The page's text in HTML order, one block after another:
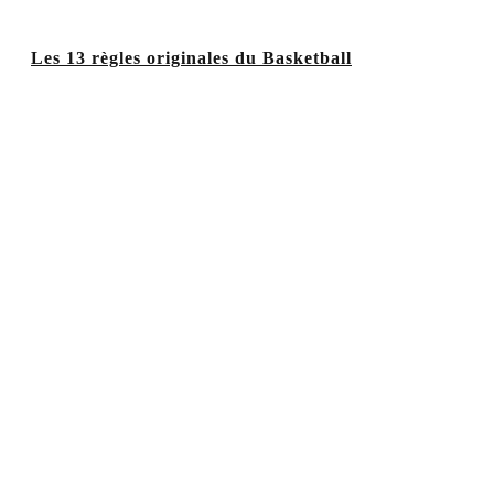
Les 13 règles originales du Basketball